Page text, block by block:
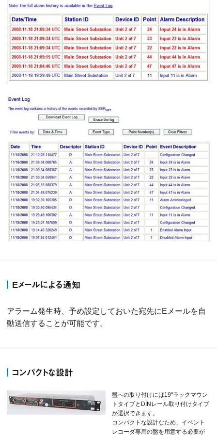
Eメールによる通知
アラーム発生時、予め設定しておいた宛先にEメールを自
動送信することが可能です。
コンパクトな設計
盤への取り付けには19"ラックマウン
トタイプとDINレール取り付けタイプ
が選択できます。
コンパクトな設計なため、イベント
レコーダ専用の盤を用意する必要が